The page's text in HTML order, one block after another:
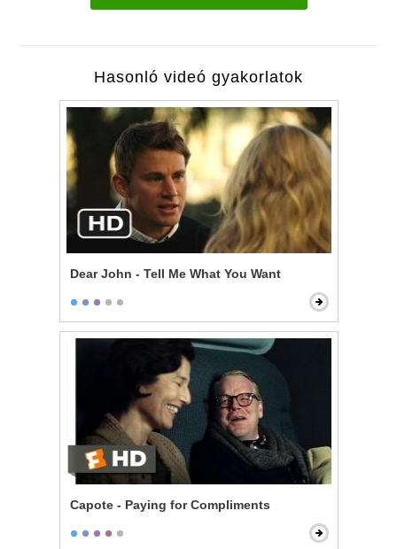
Hasonló videó gyakorlatok
Dear John - Tell Me What You Want
Capote - Paying for Compliments